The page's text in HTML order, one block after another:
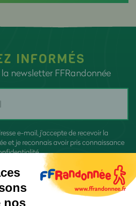
INFORMÉS
newsletter FFRandonnée
e-mail, j'accepte de recevoir la
et je reconnais avoir pris connaissance
nos